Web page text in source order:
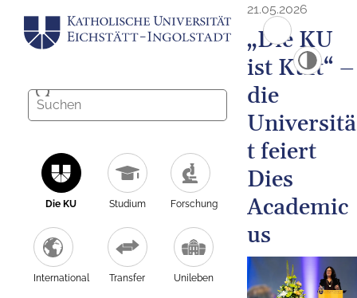
Die KU Studium Forschung
International Transfer Unileben
21.05.2026
„Die KU
ist Kult“ –
die
Universitä
t feiert
Dies
Academic
us